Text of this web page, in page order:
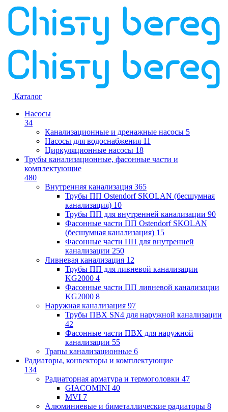
Каталог
Насосы
34
Канализационные и дренажные насосы 5
Насосы для водоснабжения 11
Циркуляционные насосы 18
Трубы канализационные, фасонные части и
комплектующие
480
Внутренняя канализация 365
Трубы ПП Ostendorf SKOLAN (бесшумная
канализация) 10
Трубы ПП для внутренней канализации 90
Фасонные части ПП Ostendorf SKOLAN
(бесшумная канализация) 15
Фасонные части ПП для внутренней
канализации 250
Ливневая канализация 12
Трубы ПП для ливневой канализации
KG2000 4
Фасонные части ПП ливневой канализации
KG2000 8
Наружная канализация 97
Трубы ПВХ SN4 для наружной канализации
42
Фасонные части ПВХ для наружной
канализации 55
Трапы канализационные 6
Радиаторы, конвекторы и комплектующие
134
Радиаторная арматура и термоголовки 47
GIACOMINI 40
MVI 7
Алюминиевые и биметаллические радиаторы 8